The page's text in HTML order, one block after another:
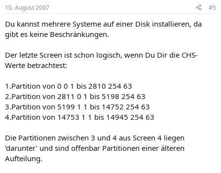
10. August 2007 #5
Du kannst mehrere Systeme auf einer Disk installieren, da
gibt es keine Beschränkungen.
Der letzte Screen ist schon logisch, wenn Du Dir die CHS-
Werte betrachtest:
1.Partition von 0 0 1 bis 2810 254 63
2.Partition von 2811 0 1 bis 5198 254 63
3.Partition von 5199 1 1 bis 14752 254 63
4.Partition von 14753 1 1 bis 14945 254 63
Die Partitionen zwischen 3 und 4 aus Screen 4 liegen
'darunter' und sind offenbar Partitionen einer älteren
Aufteilung.